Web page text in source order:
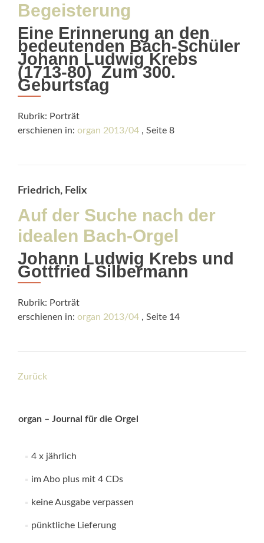
Begeisterung
Eine Erinnerung an den
bedeutenden Bach-Schüler
Johann Ludwig Krebs
(1713-80)  Zum 300.
Geburtstag
Rubrik: Porträt
erschienen in: organ 2013/04 , Seite 8
Friedrich, Felix
Auf der Suche nach der
idealen Bach-Orgel
Johann Ludwig Krebs und
Gottfried Silbermann
Rubrik: Porträt
erschienen in: organ 2013/04 , Seite 14
Zurück
organ – Journal für die Orgel
4 x jährlich
im Abo plus mit 4 CDs
keine Ausgabe verpassen
pünktliche Lieferung